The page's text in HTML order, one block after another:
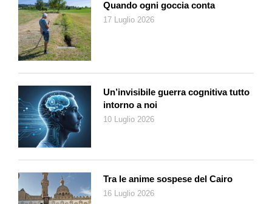
Quando ogni goccia conta
17 Luglio 2026
Un’invisibile guerra cognitiva tutto
intorno a noi
10 Luglio 2026
Tra le anime sospese del Cairo
16 Luglio 2026